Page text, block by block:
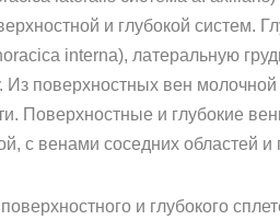
и глубокой
interna), латеральную
поверхностных вен
Поверхностные и глубокие
с венами соседних областей
и глубокого